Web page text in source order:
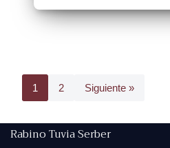
1 2 Siguiente »
Rabino Tuvia Serber